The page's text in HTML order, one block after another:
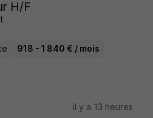
H/F
918 - 1 840 € / mois
il y a 13 heures